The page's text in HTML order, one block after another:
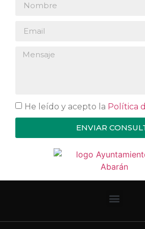
He leído y acepto la Política
ENVIAR